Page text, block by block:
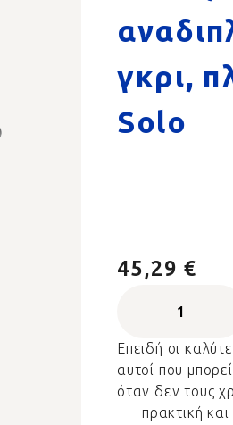
γκρι,
Solo
45,29 €
Επειδή οι
αυτοί που
όταν δεν τους
πρακτική